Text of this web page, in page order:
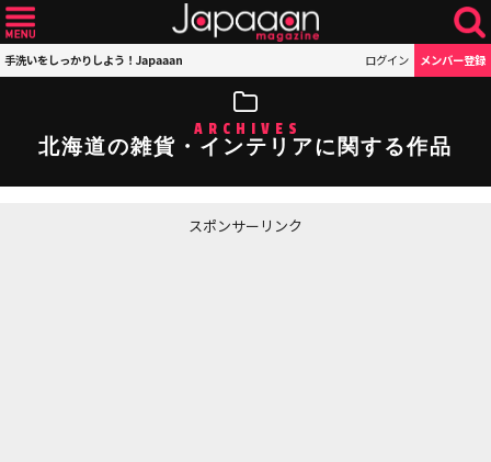
手洗いをしっかりしよう！Japaaan ログイン メンバー登録
ARCHIVES
北海道の雑貨・インテリアに関する作品
スポンサーリンク